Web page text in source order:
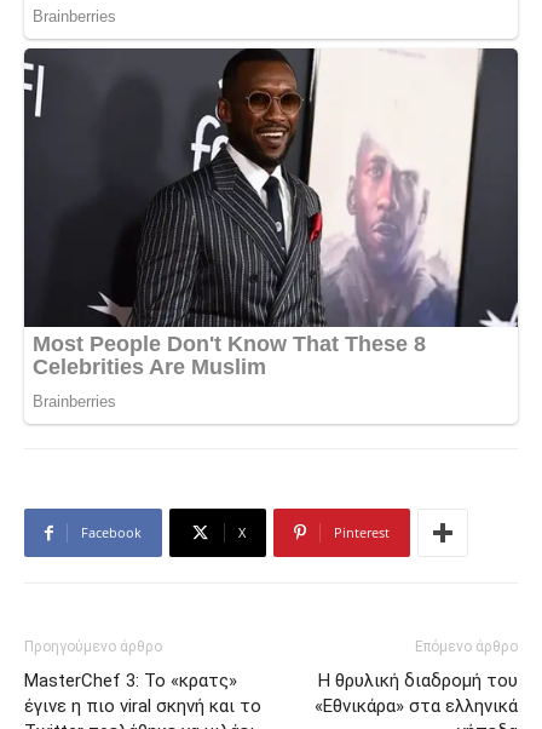
Facebook X Pinterest
Προηγούμενο άρθρο
MasterChef 3: Το «κρατς»
έγινε η πιο viral σκηνή και το
Επόμενο άρθρο
Η θρυλική διαδρομή του
«Εθνικάρα» στα ελληνικά